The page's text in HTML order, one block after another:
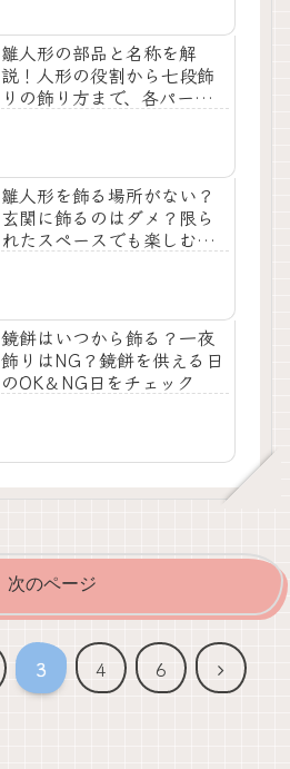
雛人形の部品と名称を解
説！人形の役割から七段飾
りの飾り方まで、各パーツ
雛人形を飾る場所がない？
玄関に飾るのはダメ？限ら
れたスペースでも楽しむ方
鏡餅はいつから飾る？一夜
飾りはNG？鏡餅を供える日
のOK＆NG日をチェック
次のページ
3 4 6
次